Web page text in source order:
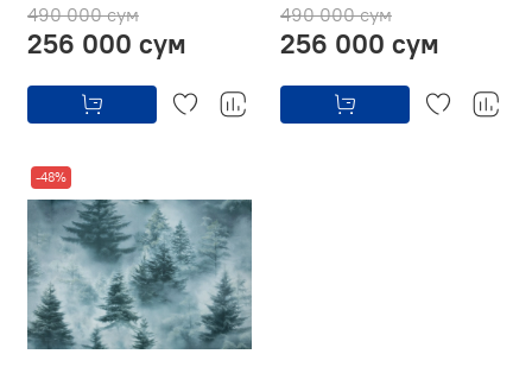
490 000 сум
256 000 сум
490 000 сум
256 000 сум
-48%